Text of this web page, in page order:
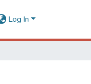
Log In